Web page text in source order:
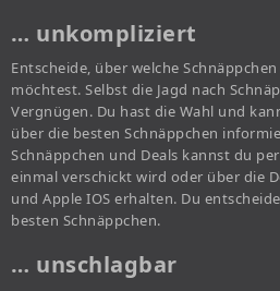
… unkompliziert
Entscheide, über welche
möchtest. Selbst die Jagd nach
Vergnügen. Du hast die Wahl und
über die besten Schnäppchen
Schnäppchen und Deals kannst du
einmal verschickt wird oder über die
und Apple IOS erhalten. Du
besten Schnäppchen.
… unschlagbar